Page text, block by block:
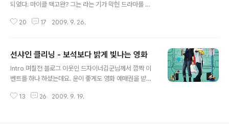
되었다. 마이클 맥고완? 그는 라는 기가 막힌 드라마를 연
지 못했는데 정말 멋진 감독을 다시 만나게 된 것 같다. 데
앞둔 벤은 어느 날 갑자기 암으로 시한부 선고를 받는다. 그
렇게 병원을 나온 벤은 우연히 모터싸이클을 사게 되고 사
랑하는 연인과 가족을 뒤로 한채 모터사이클 여행을 떠난
가 등장하여 중간중간 많은 것을 설명해주기 때문이다. 그
20 17 2009. 9. 26.
선샤인 클리닝 - 보석보다 밝게 빛나는 영화
Intro 며칠전 블로그 이웃인 드자이너김군님께서 깜짝 이
벤트를 하나 하셨는데요. 운이 좋게도 영화 예매권을 받게
보고 왔죠. 보고 싶었던 영화 을 예매하려 했는데 이게 왠
13 26 2009. 9. 19.